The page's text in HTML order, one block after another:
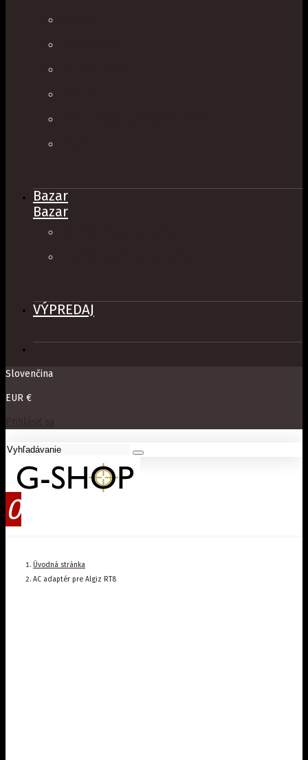
Bazar
Bazar
VÝPREDAJ
Slovenčina
EUR €
0
Úvodná stránka
AC adaptér pre Algiz RT8